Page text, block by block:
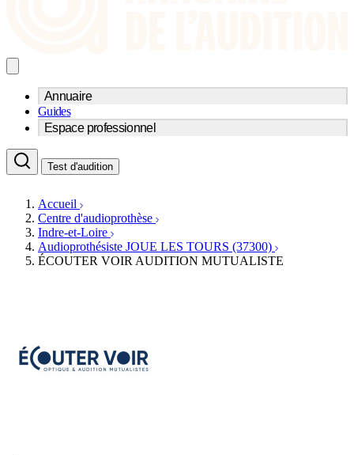
Annuaire
Trouvez un professionnel de l'audition
Centre d'audioprothèse
Médecins ORL & Phoniatres
Écoles spécialisées
Fournisseurs
Associations
Guides
Espace professionnel
Acteurs et services
Fournisseurs
Services ORL
Orthophonistes
Formations et écoles
Organismes / Syndicats
Produits
Test d'audition
Accueil
Centre d'audioprothèse
Indre-et-Loire
Audioprothésiste JOUE LES TOURS (37300)
ÉCOUTER VOIR AUDITION MUTUALISTE